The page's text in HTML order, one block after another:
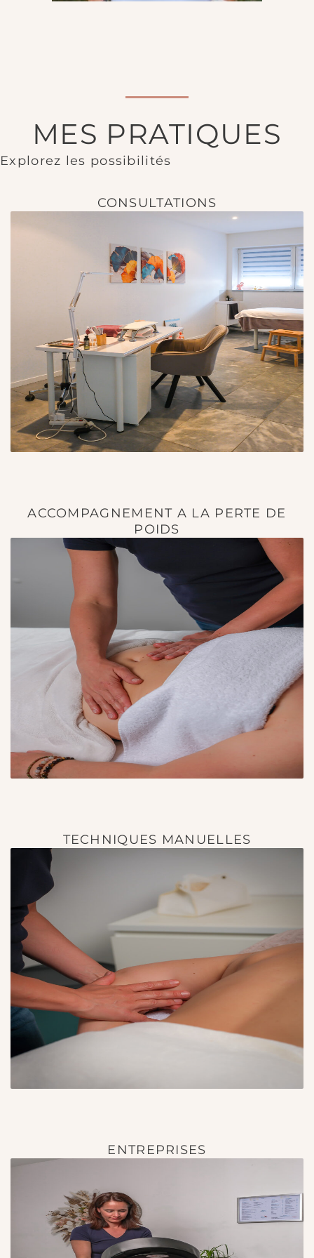
MES PRATIQUES
Explorez les possibilités
CONSULTATIONS
ACCOMPAGNEMENT A LA PERTE DE
POIDS
TECHNIQUES MANUELLES
ENTREPRISES